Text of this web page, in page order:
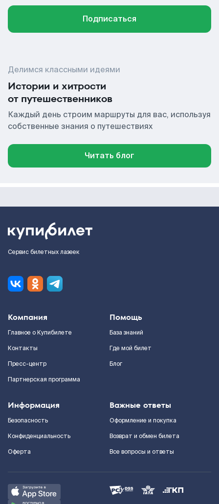
Подписаться
Делимся классными идеями
Истории и хитрости
от путешественников
Каждый день строим маршруты для вас, используя
собственные знания о путешествиях
Читать блог
Сервис билетных лазеек
Компания
Главное о Купибилете
Контакты
Пресс-центр
Партнерская программа
Помощь
База знаний
Где мой билет
Блог
Информация
Безопасность
Конфиденциальность
Оферта
Важные ответы
Оформление и покупка
Возврат и обмен билета
Все вопросы и ответы